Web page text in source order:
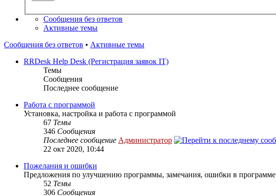
Сообщения без ответов
Активные темы
Сообщения без ответов • Активные темы
RRDesk Help Desk (Регистрация заявок IT)
Темы
Сообщения
Последнее сообщение
Работа с программой
Установка, настройка и работа с программой
67 Темы
346 Сообщения
Последнее сообщение Администратор
22 окт 2020, 10:44
Пожелания и ошибки
Предложения по улучшению программы, замечания, ошибки в программе
52 Темы
306 Сообщения